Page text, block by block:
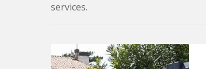
services.